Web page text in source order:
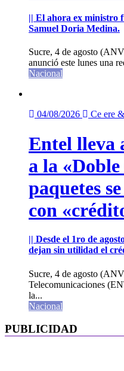
|| El ahora ex ministro
Samuel Doria Medina.
Sucre, 4 de agosto
anunció este lunes una
Nacional
04/08/2026 Ce ere
Entel lleva
a la
paquetes
con
|| Desde el 1ro de
dejan sin utilidad el
Sucre, 4 de agosto
Telecomunicaciones
la...
Nacional
PUBLICIDAD